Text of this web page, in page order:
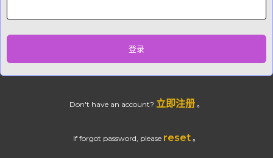
登录
Don't have an account? 立即注册。
If forgot password, please reset 。